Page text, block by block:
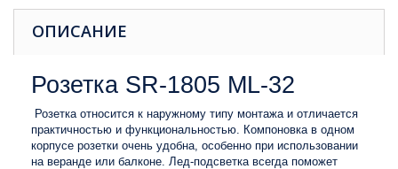
ОПИСАНИЕ
Розетка SR-1805 ML-32
Розетка относится к наружному типу монтажа и отличается
практичностью и функциональностью. Компоновка в одном
корпусе розетки очень удобна, особенно при использовании
на веранде или балконе. Лед-подсветка всегда поможет